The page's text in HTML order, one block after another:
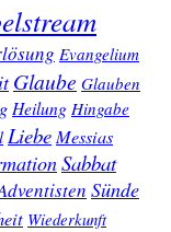
Evangelium
Glaube Glauben
Heilung Hingabe
Liebe Messias
Sabbat
Sünde
Wiederkunft